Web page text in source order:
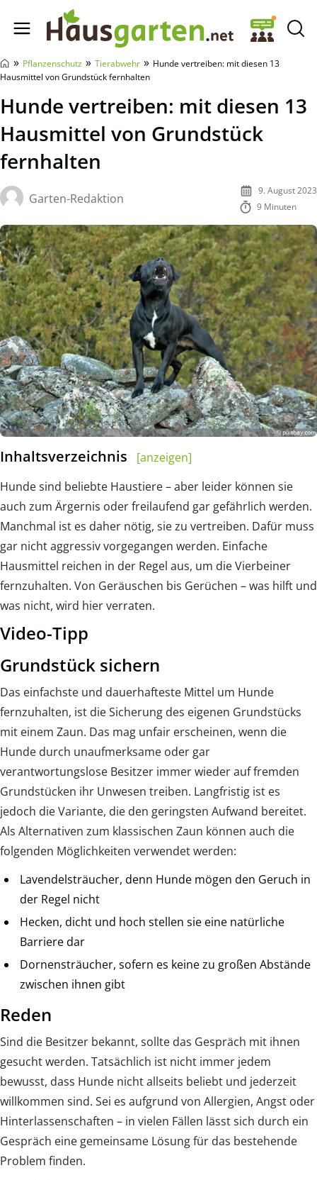
Hausgarten.net
» Pflanzenschutz » Tierabwehr » Hunde vertreiben: mit diesen 13
Hausmittel von Grundstück fernhalten
Hunde vertreiben: mit diesen 13
Hausmittel von Grundstück
fernhalten
Garten-Redaktion
9. August 2023
9 Minuten
Inhaltsverzeichnis
[anzeigen]
Hunde sind beliebte Haustiere – aber leider können sie
auch zum Ärgernis oder freilaufend gar gefährlich werden.
Manchmal ist es daher nötig, sie zu vertreiben. Dafür muss
gar nicht aggressiv vorgegangen werden. Einfache
Hausmittel reichen in der Regel aus, um die Vierbeiner
fernzuhalten. Von Geräuschen bis Gerüchen – was hilft und
was nicht, wird hier verraten.
Video-Tipp
Grundstück sichern
Das einfachste und dauerhafteste Mittel um Hunde
fernzuhalten, ist die Sicherung des eigenen Grundstücks
mit einem Zaun. Das mag unfair erscheinen, wenn die
Hunde durch unaufmerksame oder gar
verantwortungslose Besitzer immer wieder auf fremden
Grundstücken ihr Unwesen treiben. Langfristig ist es
jedoch die Variante, die den geringsten Aufwand bereitet.
Als Alternativen zum klassischen Zaun können auch die
folgenden Möglichkeiten verwendet werden:
Lavendelsträucher, denn Hunde mögen den Geruch in
der Regel nicht
Hecken, dicht und hoch stellen sie eine natürliche
Barriere dar
Dornensträucher, sofern es keine zu großen Abstände
zwischen ihnen gibt
Reden
Sind die Besitzer bekannt, sollte das Gespräch mit ihnen
gesucht werden. Tatsächlich ist nicht immer jedem
bewusst, dass Hunde nicht allseits beliebt und jederzeit
willkommen sind. Sei es aufgrund von Allergien, Angst oder
Hinterlassenschaften – in vielen Fällen lässt sich durch ein
Gespräch eine gemeinsame Lösung für das bestehende
Problem finden.